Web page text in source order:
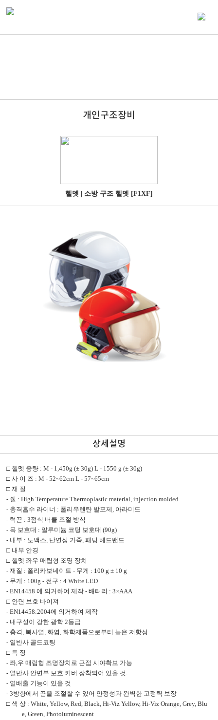
개인구조장비
헬멧 | 소방 구조 헬멧 [F1XF]
상세설명
□헬멧 중량 : M - 1,450g (± 30g) L - 1550 g (± 30g)
□사 이 즈 : M - 52~62cm L - 57~65cm
□재 질
- 쉘 :High Temperature Thermoplastic material, injection molded
- 충격흡수 라이너 : 폴리우렌탄 발포제, 아라미드
- 턱끈 : 3점식 버클 조절 방식
- 목 보호대 : 알루미늄 코팅 보호대(90g)
-내부 : 노맥스, 난연성 가죽,패딩 헤드밴드
□내부 안경
□헬멧 좌우 매립형 조명 장치
-재질 : 폴리카보네이트- 무게 : 100 g ± 10 g
- 무게 : 100g - 전구 : 4 White LED
- EN14458에 의거하여 제작-배터리 : 3×AAA
□ 안면 보호 바이져
- EN14458:2004에 의거하여 제작
-내구성이 강한 광학2등급
- 충격, 복사열,화염,화학제품으로부터 높은 저항성
- 열반사 골드코팅
□ 특 징
-좌,우 매립형 조명장치로 근접 시야확보 가능
- 열반사 안면부 보호 커버 장착되어 있을 것 .
- 열배출 기능이 있을 것
- 3방향에서 끈을 조절할 수 있어 안정성과 완벽한 고정력 보장
□색 상 : White, Yellow, Red, Black, Hi-Viz Yellow,Hi-Viz Orange, Grey, Blu
e, Green, Photoluminescent